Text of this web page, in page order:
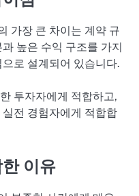
가장 큰 차이는 계약 규
높은 수익 구조를 가지
로 설계되어 있습니다.
투자자에게 적합하고,
전 경험자에게 적합합
이유